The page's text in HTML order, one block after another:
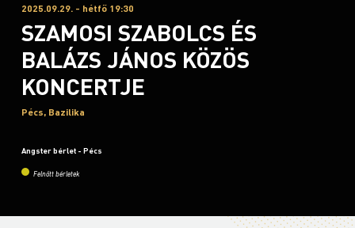
2025.09.29. - hétfő 19:30
SZAMOSI SZABOLCS ÉS
BALÁZS JÁNOS KÖZÖS
KONCERTJE
Pécs, Bazilika
Angster bérlet - Pécs
Felnőtt bérletek